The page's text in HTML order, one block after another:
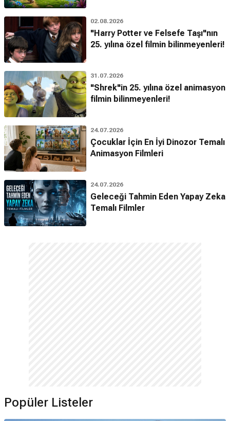
02.08.2026
"Harry Potter ve Felsefe Taşı"nın
25. yılına özel filmin bilinmeyenleri!
31.07.2026
"Shrek"in 25. yılına özel animasyon
filmin bilinmeyenleri!
24.07.2026
Çocuklar İçin En İyi Dinozor Temalı
Animasyon Filmleri
24.07.2026
Geleceği Tahmin Eden Yapay Zeka
Temalı Filmler
Popüler Listeler